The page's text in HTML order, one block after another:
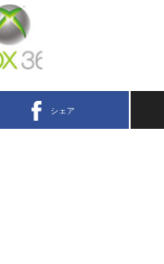
シェア